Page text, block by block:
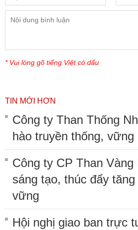
* Vui lòng gõ tiếng Việt có dấu
TIN MỚI HƠN
Công ty Than Thống
hào truyền thống,
Công ty CP Than
sáng tạo, thúc đẩy
vững
Hội nghị giao ban trực